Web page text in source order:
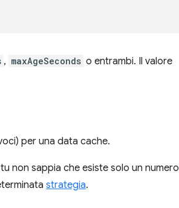
, maxAgeSeconds o entrambi. Il valore
per una data cache.
non sappia che esiste solo un numero
strategia.